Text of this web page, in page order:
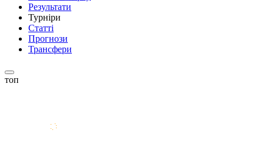
Результати
Турніри
Статті
Прогнози
Трансфери
топ